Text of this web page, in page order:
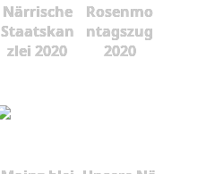
Närrische
Staatskan
zlei 2020
Rosenmo
ntagszug
2020